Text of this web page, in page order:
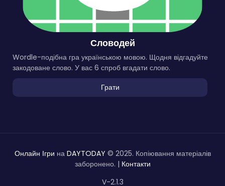
Словодей
Wordle-подібна гра українською мовою. Щодня відгадуйте
закодоване слово. У вас 6 спроб вгадати слово.
Грати
Онлайн Ігри на DAYTODAY © 2025. Копіювання матеріалів
заборонено. | Контакти
V-2.1.3